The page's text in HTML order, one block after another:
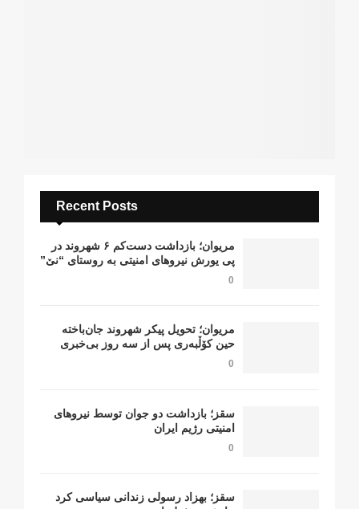
Recent Posts
مریوان؛ بازداشت دست‌کم ۶ شهروند در
پی یورش نیروهای امنیتی به روستای “نێ”
0
مریوان؛ تحویل پیکر شهروند جان‌باخته
حین کۆڵبەری پس از سە روز بی‌خبری
0
سقز؛ بازداشت دو جوان توسط نیروهای
امنیتی رژیم ایران
0
سقز؛ بهزاد رسولی زندانی سیاسی کرد